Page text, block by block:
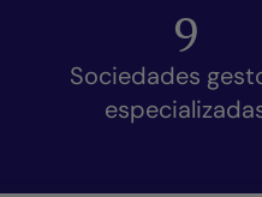
9
Sociedades